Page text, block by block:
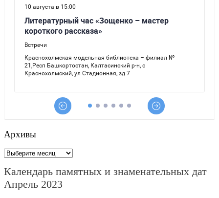
Архивы
Архивы
Календарь памятных и знаменательных дат
Апрель 2023